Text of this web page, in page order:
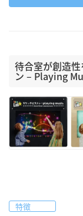
待合室が創造
ン – Playing
特徴